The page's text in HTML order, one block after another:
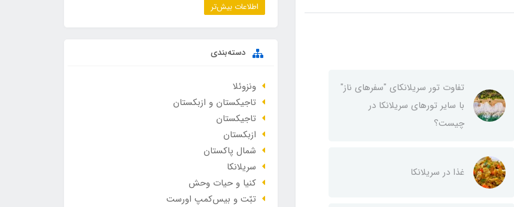
تفاوت تور سریلانکای "سفرهای ناز"
با سایر تورهای سریلانکا در
چیست؟
غذا در سریلانکا
اطلاعات بیش‌تر
دسته‌بندی
ونزوئلا
تاجیکستان و ازبکستان
تاجیکستان
ازبکستان
شمال پاکستان
سریلانکا
کنیا و حیات وحش
تبّت و بیس‌کمپ اورست